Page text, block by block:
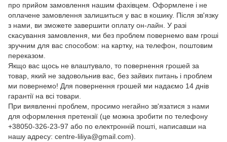
про прийом замовлення нашим фахівцем. Оформлене і не
оплачене замовлення залишиться у вас в кошику. Після зв'язку
з нами, ви зможете завершити оплату он-лайн. У разі
скасування замовлення, ми без проблем повернемо вам гроші
зручним для вас способом: на картку, на телефон, поштовим
переказом.
Якщо вас щось не влаштувало, то повернення грошей за
товар, який не задовольнив вас, без зайвих питань і проблем
ми повернемо! Для повернення грошей ми надаємо 14 днів
гарантії на всі товари.
При виявленні проблем, просимо негайно зв'язатися з нами
для оформлення претензії (це можна зробити по телефону
+38050-326-23-97 або по електронній пошті, написавши на
нашу адресу: centre-liliya@gmail.com).